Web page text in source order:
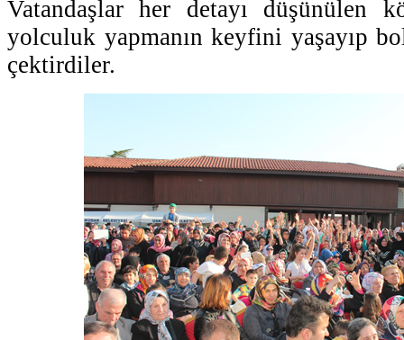
Vatandaşlar her detayı düşünülen
yolculuk yapmanın keyfini yaşayıp
çektirdiler.